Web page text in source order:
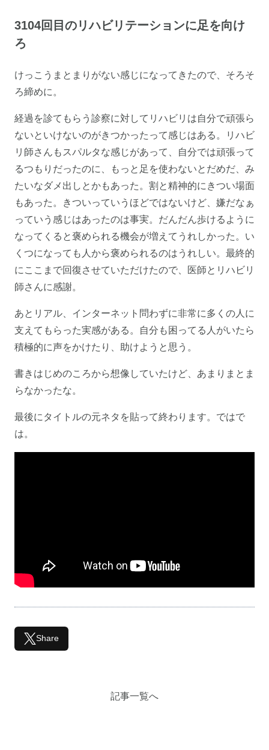
3104回目のリハビリテーションに足を向け
ろ
けっこうまとまりがない感じになってきたので、そろそ
ろ締めに。
経過を診てもらう診察に対してリハビリは自分で頑張ら
ないといけないのがきつかったって感じはある。リハビ
リ師さんもスパルタな感じがあって、自分では頑張って
るつもりだったのに、もっと足を使わないとだめだ、み
たいなダメ出しとかもあった。割と精神的にきつい場面
もあった。きついっていうほどではないけど、嫌だなぁ
っていう感じはあったのは事実。だんだん歩けるように
なってくると褒められる機会が増えてうれしかった。い
くつになっても人から褒められるのはうれしい。最終的
にここまで回復させていただけたので、医師とリハビリ
師さんに感謝。
あとリアル、インターネット問わずに非常に多くの人に
支えてもらった実感がある。自分も困ってる人がいたら
積極的に声をかけたり、助けようと思う。
書きはじめのころから想像していたけど、あまりまとま
らなかったな。
最後にタイトルの元ネタを貼って終わります。ではで
は。
Share
記事一覧へ